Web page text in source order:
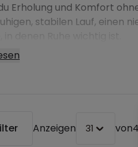
Erholung und Komfort
stabilen Lauf, einen
Anzeigen 31 von